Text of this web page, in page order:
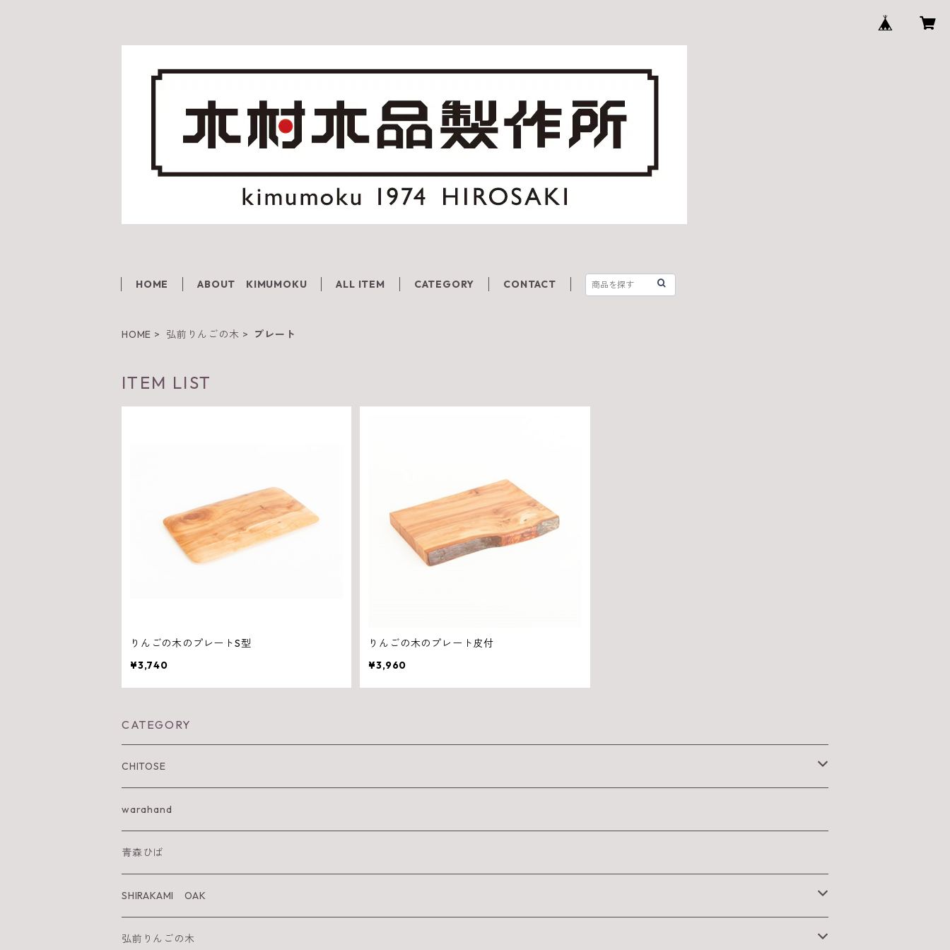
HOME ABOUT KIMUMOKU ALL ITEM CATEGORY CONTACT
HOME 弘前りんごの木 プレート
ITEM LIST
りんごの木のプレートS型
¥3,740
りんごの木のプレート皮付
¥3,960
CATEGORY
CHITOSE
IWA KI SUN
SHIRAKAMI sanchi
太陽を纏うりんご
Neckiace
warahand
青森ひば
SHIRAKAMI OAK
Tsugara Table
弘前りんごの木